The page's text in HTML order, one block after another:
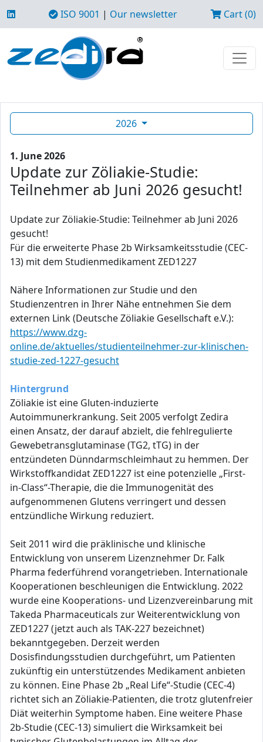
ISO 9001 | Our newsletter Cart (0)
2026
1. June 2026
Update zur Zöliakie-Studie:
Teilnehmer ab Juni 2026 gesucht!
Update zur Zöliakie-Studie: Teilnehmer ab Juni 2026
gesucht!
Für die erweiterte Phase 2b Wirksamkeitsstudie (CEC-
13) mit dem Studienmedikament ZED1227
Nähere Informationen zur Studie und den
Studienzentren in Ihrer Nähe entnehmen Sie dem
externen Link (Deutsche Zöliakie Gesellschaft e.V.):
https://www.dzg-
online.de/aktuelles/studienteilnehmer-zur-klinischen-
studie-zed-1227-gesucht
Hintergrund
Zöliakie ist eine Gluten-induzierte
Autoimmunerkrankung. Seit 2005 verfolgt Zedira
einen Ansatz, der darauf abzielt, die fehlregulierte
Gewebetransglutaminase (TG2, tTG) in der
entzündeten Dünndarmschleimhaut zu hemmen. Der
Wirkstoffkandidat ZED1227 ist eine potenzielle „First-
in-Class“-Therapie, die die Immunogenität des
aufgenommenen Glutens verringert und dessen
entzündliche Wirkung reduziert.
Seit 2011 wird die präklinische und klinische
Entwicklung von unserem Lizenznehmer Dr. Falk
Pharma federführend vorangetrieben. Internationale
Kooperationen beschleunigen die Entwicklung. 2022
wurde eine Kooperations- und Lizenzvereinbarung mit
Takeda Pharmaceuticals zur Weiterentwicklung von
ZED1227 (jetzt auch als TAK-227 bezeichnet)
bekanntgegeben. Derzeit werden
Dosisfindungsstudien durchgeführt, um Patienten
zukünftig ein unterstützendes Medikament anbieten
zu können. Eine Phase 2b „Real Life“-Studie (CEC-4)
richtet sich an Zöliakie-Patienten, die trotz glutenfreier
Diät weiterhin Symptome haben. Eine weitere Phase
2b-Studie (CEC-13) simuliert die Wirksamkeit bei